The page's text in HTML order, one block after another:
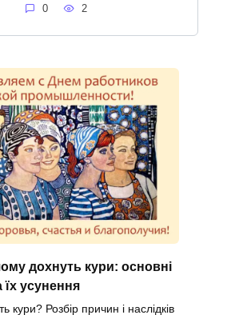
0 2
дохнуть кури: основні
усунення
кури? Розбір причин і наслідків